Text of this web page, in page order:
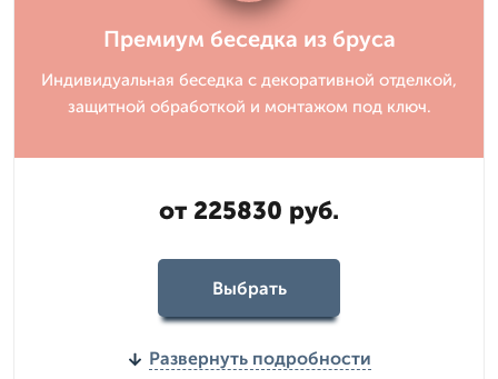
Премиум беседка из бруса
Индивидуальная беседка с декоративной отделкой,
защитной обработкой и монтажом под ключ.
от 225830 руб.
Выбрать
Развернуть подробности